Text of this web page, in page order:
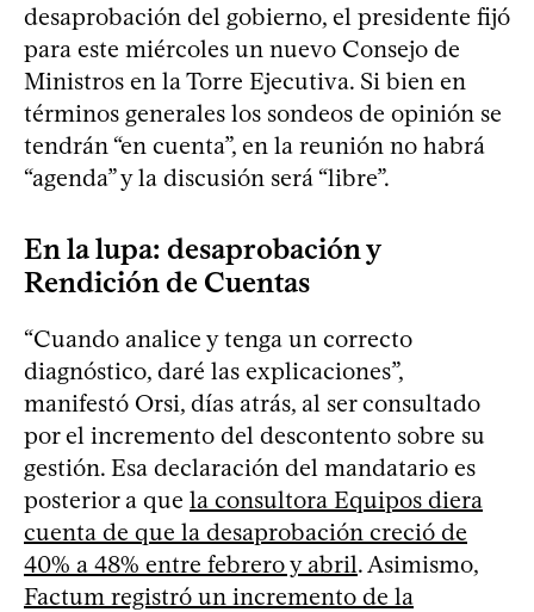
desaprobación del gobierno, el presidente fijó
para este miércoles un nuevo Consejo de
Ministros en la Torre Ejecutiva. Si bien en
términos generales los sondeos de opinión se
tendrán “en cuenta”, en la reunión no habrá
“agenda” y la discusión será “libre”.
En la lupa: desaprobación y
Rendición de Cuentas
“Cuando analice y tenga un correcto
diagnóstico, daré las explicaciones”,
manifestó Orsi, días atrás, al ser consultado
por el incremento del descontento sobre su
gestión. Esa declaración del mandatario es
posterior a que la consultora Equipos diera
cuenta de que la desaprobación creció de
40% a 48% entre febrero y abril. Asimismo,
Factum registró un incremento de la